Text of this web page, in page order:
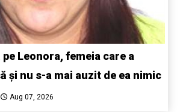
Leonora, femeia care a
și nu s-a mai auzit de ea nimic
Aug 07, 2026